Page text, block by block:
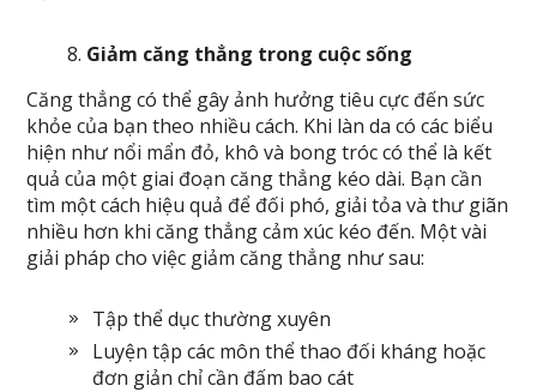
Giảm căng thẳng trong cuộc sống
Căng thẳng có thể gây ảnh hưởng tiêu cực đến sức
khỏe của bạn theo nhiều cách. Khi làn da có các biểu
hiện như nổi mẩn đỏ, khô và bong tróc có thể là kết
quả của một giai đoạn căng thẳng kéo dài. Bạn cần
tìm một cách hiệu quả để đối phó, giải tỏa và thư giãn
nhiều hơn khi căng thẳng cảm xúc kéo đến. Một vài
giải pháp cho việc giảm căng thẳng như sau:
Tập thể dục thường xuyên
Luyện tập các môn thể thao đối kháng hoặc
đơn giản chỉ cần đấm bao cát